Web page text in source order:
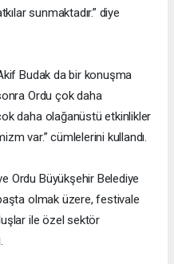
sunmaktadır.” diye
Budak da bir konuşma
Ordu çok daha
daha olağanüstü etkinlikler
var.” cümlelerini kullandı.
Ordu Büyükşehir Belediye
olmak üzere, festivale
ile özel sektör